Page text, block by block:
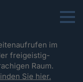
Menu
im
freigeistig-
Raum.
Sie hier.